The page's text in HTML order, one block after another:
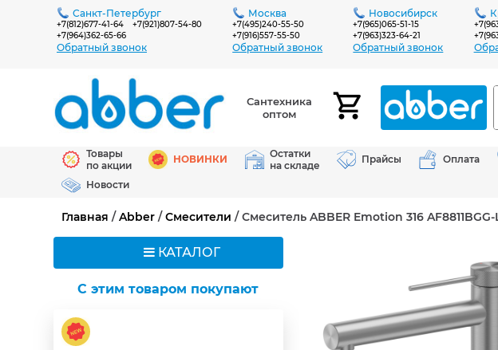
Санкт-Петербург
+7(812)677-41-64
+7(964)362-65-66
+7(921)807-54-80
Обратный звонок
Москва
+7(495)240-55-50
+7(916)557-55-50
Обратный звонок
Новосибирск
+7(965)065-51-15
+7(963)323-64-21
Обратный звонок
Сантехника
оптом
Товары
по акции
НОВИНКИ
Остатки
на складе
Прайсы Оплата
Новости
Главная /Abber /Смесители / Смеситель ABBER Emotion 316
КАТАЛОГ
C этим товаром покупают